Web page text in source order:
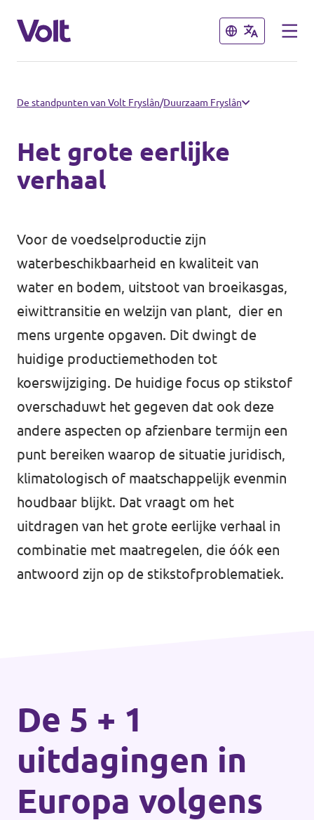
Sluiten
Kies een taal
Volt Groningen
Volt Drenthe
Bekijk alle lokale Volt afdelingen
Sluiten
Standpunten
Mensen
Agenda
Word actief!
Vacatures
Word lid!
Steun Volt Fryslân!
De standpunten van Volt Fryslân/Duurzaam Fryslân
Het grote eerlijke
verhaal
Voor de voedselproductie zijn
waterbeschikbaarheid en kwaliteit van
water en bodem, uitstoot van broeikasgas,
eiwittransitie en welzijn van plant, dier en
mens urgente opgaven. Dit dwingt de
huidige productiemethoden tot
koerswijziging. De huidige focus op stikstof
overschaduwt het gegeven dat ook deze
andere aspecten op afzienbare termijn een
punt bereiken waarop de situatie juridisch,
klimatologisch of maatschappelijk evenmin
houdbaar blijkt. Dat vraagt om het
uitdragen van het grote eerlijke verhaal in
combinatie met maatregelen, die óók een
antwoord zijn op de stikstofproblematiek.
De 5 + 1
uitdagingen in
Europa volgens